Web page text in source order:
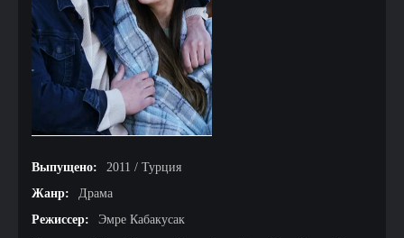
Выпущено:
2011 / Турция
Жанр:
Драма
Режиссер:
Эмре Кабакусак